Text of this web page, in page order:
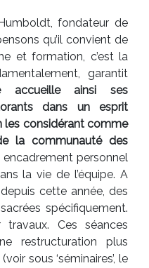
fondateur de
qu’il convient de
et formation, c’est la
garantit
accueille ainsi ses
dans un esprit
les considérant comme
la communauté des
encadrement personnel
la vie de l’équipe. A
cette année, des
spécifiquement.
Ces séances
restructuration plus
sous ‘séminaires’, le